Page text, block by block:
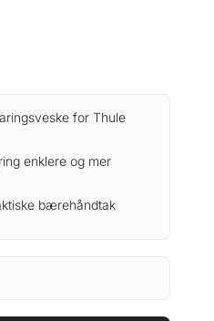
for Thule
enklere og mer
bærehåndtak